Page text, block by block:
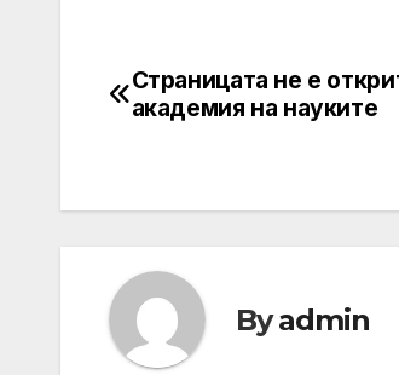
Post
Страницата не е
академия на науките
Byadmin